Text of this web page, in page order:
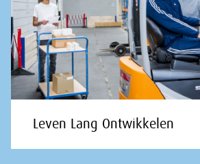
Leven Lang Ontwikkelen